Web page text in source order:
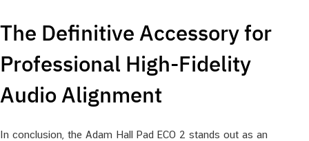
The Definitive Accessory for
Professional High-Fidelity
Audio Alignment
In conclusion, the Adam Hall Pad ECO 2 stands out as an